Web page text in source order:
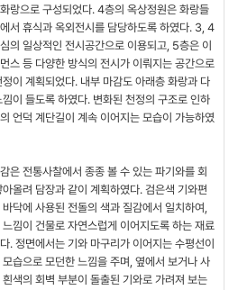
랑으로 구성되었다. 4층의 옥상정원은 화랑들
서 휴식과 옥외전시를 담당하도록 하였다. 3, 4
의 일상적인 전시공간으로 이용되고, 5층은 이
스 등 다양한 방식의 전시가 이뤄지는 공간으로
정이 계획되었다. 내부 마감도 아래층 화랑과 다
이 들도록 하였다. 변화된 천정의 구조로 인하
언덕 계단길이 계속 이어지는 모습이 가능하였
은 전통사찰에서 종종 볼 수 있는 파기와를 회
아올려 담장과 같이 계획하였다. 검은색 기와편
닥에 사용된 전돌의 색과 질감에서 일치하여,
낌이 건물로 자연스럽게 이어지도록 하는 재료
. 정면에서는 기와 마구리가 이어지는 수평선이
습으로 모던한 느낌을 주며, 옆에서 보거나 사
색의 회벽 부분이 돌출된 기와로 가려져 보는